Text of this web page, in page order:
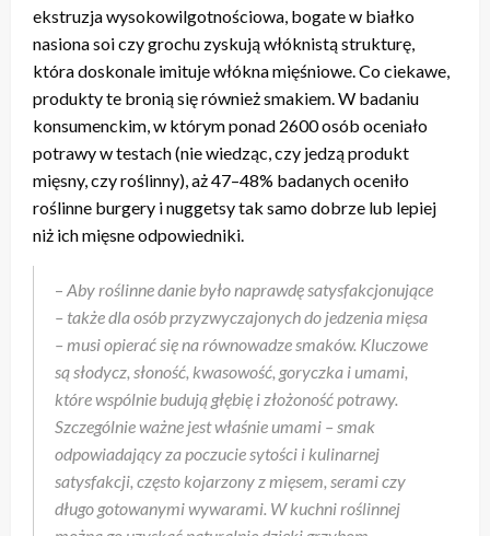
ekstruzja wysokowilgotnościowa, bogate w białko
nasiona soi czy grochu zyskują włóknistą strukturę,
która doskonale imituje włókna mięśniowe. Co ciekawe,
produkty te bronią się również smakiem. W badaniu
konsumenckim, w którym ponad 2600 osób oceniało
potrawy w testach (nie wiedząc, czy jedzą produkt
mięsny, czy roślinny), aż 47–48% badanych oceniło
roślinne burgery i nuggetsy tak samo dobrze lub lepiej
niż ich mięsne odpowiedniki.
– Aby roślinne danie było naprawdę satysfakcjonujące
– także dla osób przyzwyczajonych do jedzenia mięsa
– musi opierać się na równowadze smaków. Kluczowe
są słodycz, słoność, kwasowość, goryczka i umami,
które wspólnie budują głębię i złożoność potrawy.
Szczególnie ważne jest właśnie umami – smak
odpowiadający za poczucie sytości i kulinarnej
satysfakcji, często kojarzony z mięsem, serami czy
długo gotowanymi wywarami. W kuchni roślinnej